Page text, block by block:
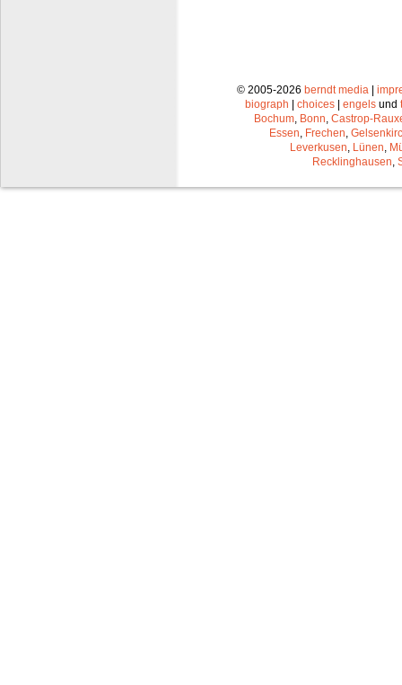
© 2005-2026 berndt media |
biograph | choices | engels und
Bochum Bonn Castrop-
Essen Frechen
Leverkusen Lünen
Recklinghausen